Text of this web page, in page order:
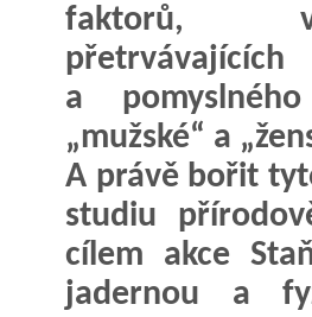
faktorů,
a
„mužské“ a
A právě bořit
studiu
cílem akce
jadernou a